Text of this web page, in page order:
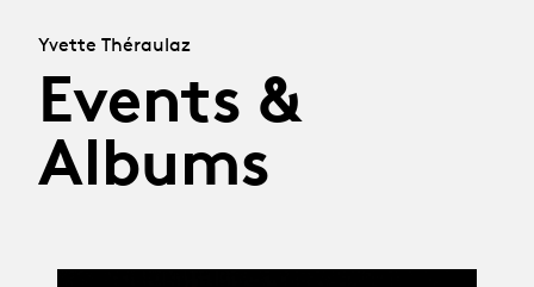
Yvette Théraulaz
Events &
Albums